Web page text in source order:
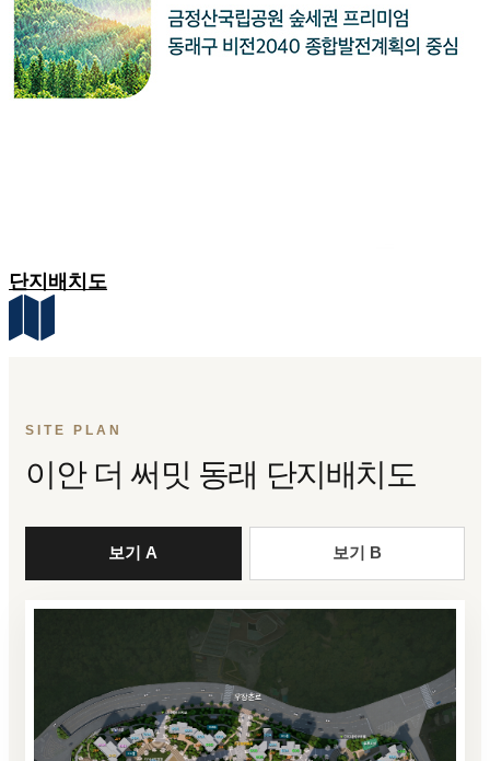
단지배치도
SITE PLAN
이안 더 써밋 동래 단지배치도
보기 A 보기 B